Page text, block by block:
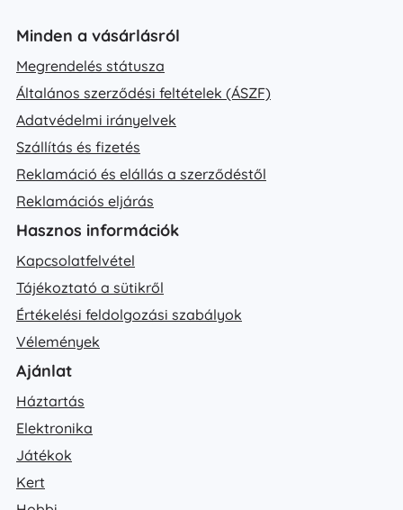
Minden a vásárlásról
Megrendelés státusza
Általános szerződési feltételek (ÁSZF)
Adatvédelmi irányelvek
Szállítás és fizetés
Reklamáció és elállás a szerződéstől
Reklamációs eljárás
Hasznos információk
Kapcsolatfelvétel
Tájékoztató a sütikről
Értékelési feldolgozási szabályok
Vélemények
Ajánlat
Háztartás
Elektronika
Játékok
Kert